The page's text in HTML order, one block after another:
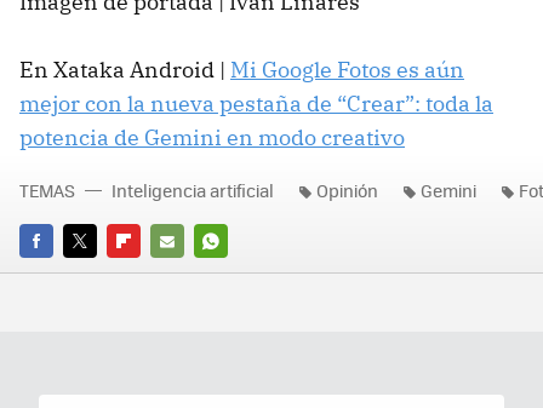
En Xataka Android | Mi Google Fotos es aún
mejor con la nueva pestaña de “Crear”: toda la
potencia de Gemini en modo creativo
FACEBOOK
TWITTERFLIPBOARD
E-
WHATSAPP
TEMAS Inteligencia artificial Opinión Gemini